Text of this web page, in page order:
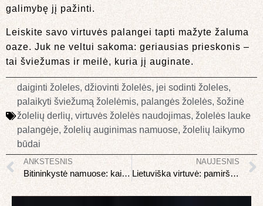
galimybę jį pažinti.
Leiskite savo virtuvės palangei tapti mažyte žaluma
oaze. Juk ne veltui sakoma: geriausias prieskonis –
tai šviežumas ir meilė, kuria jį auginate.
daiginti žoleles, džiovinti žolelės, jei sodinti žoleles,
palaikyti šviežumą žolelėmis, palangės žolelės, šožinė
žolelių derlių, virtuvės žolelės naudojimas, žolelės lauke
palangėje, žolelių auginimas namuose, žolelių laikymo
būdai
ANKSTESNIS
Bitininkystė namuose: kaip pradėti ir ko tikėtis
NAUJESNIS
Lietuviška virtuvė: pamiršti receptai kuriuos verta prisiminti